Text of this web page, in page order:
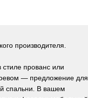
производителя.
прованс или
— предложение для
спальни. В вашем